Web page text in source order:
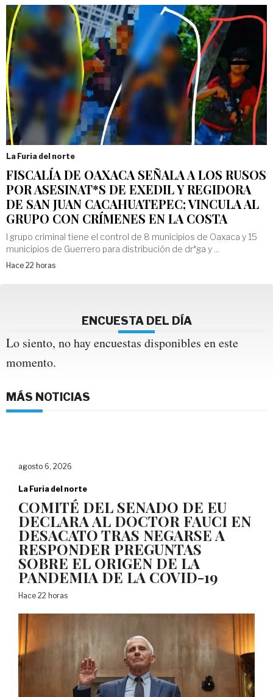
La Furia del norte
FISCALÍA DE OAXACA SEÑALA A LOS RUSOS
POR ASESINAT*S DE EXEDIL Y REGIDORA
DE SAN JUAN CACAHUATEPEC; VINCULA AL
GRUPO CON CRÍMENES EN LA COSTA
l grupo criminal tiene el control de 8 municipios de Oaxaca y 15
municipios de Guerrero para distribución de dr*ga y ...
Hace 22 horas
ENCUESTA DEL DÍA
Lo siento, no hay encuestas disponibles en este
momento.
MÁS NOTICIAS
agosto 6, 2026
La Furia del norte
COMITÉ DEL SENADO DE EU
DECLARA AL DOCTOR FAUCI EN
DESACATO TRAS NEGARSE A
RESPONDER PREGUNTAS
SOBRE EL ORIGEN DE LA
PANDEMIA DE LA COVID-19
Hace 22 horas